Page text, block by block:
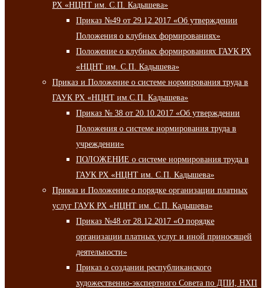
РХ «НЦНТ им. С.П. Кадышева»
Приказ №49 от 29.12.2017 «Об утверждении
Положения о клубных формированиях»
Положение о клубных формированиях ГАУК РХ
«НЦНТ им. С.П. Кадышева»
Приказ и Положение о системе нормирования труда в
ГАУК РХ «НЦНТ им.С.П. Кадышева»
Приказ № 38 от 20.10.2017 «Об утверждении
Положения о системе нормирования труда в
учреждении»
ПОЛОЖЕНИЕ о системе нормирования труда в
ГАУК РХ «НЦНТ им. С.П. Кадышева»
Приказ и Положение о порядке организации платных
услуг ГАУК РХ «НЦНТ им. С.П. Кадышева»
Приказ №48 от 28.12.2017 «О порядке
организации платных услуг и иной приносящей
деятельности»
Приказ о создании республиканского
художественно-экспертного Совета по ДПИ, НХП